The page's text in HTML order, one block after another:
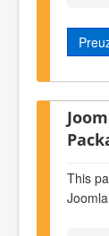
This